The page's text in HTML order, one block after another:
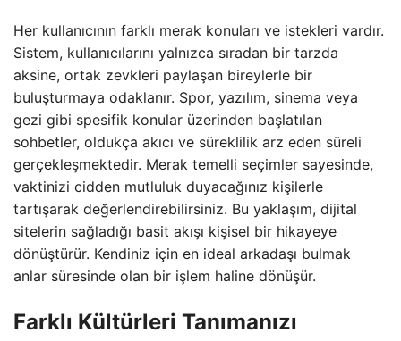
Her kullanıcının farklı merak konuları ve istekleri vardır.
Sistem, kullanıcılarını yalnızca sıradan bir tarzda
aksine, ortak zevkleri paylaşan bireylerle bir
buluşturmaya odaklanır. Spor, yazılım, sinema veya
gezi gibi spesifik konular üzerinden başlatılan
sohbetler, oldukça akıcı ve süreklilik arz eden süreli
gerçekleşmektedir. Merak temelli seçimler sayesinde,
vaktinizi cidden mutluluk duyacağınız kişilerle
tartışarak değerlendirebilirsiniz. Bu yaklaşım, dijital
sitelerin sağladığı basit akışı kişisel bir hikayeye
dönüştürür. Kendiniz için en ideal arkadaşı bulmak
anlar süresinde olan bir işlem haline dönüşür.
Farklı Kültürleri Tanımanızı